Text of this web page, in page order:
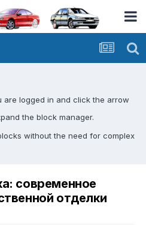
are logged in and click the arrow
the block manager.
without the need for complex
современное
отделки